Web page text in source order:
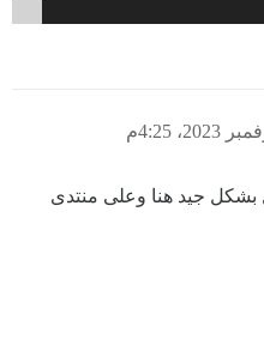
بشكل جيد هنا وعلى منتدى